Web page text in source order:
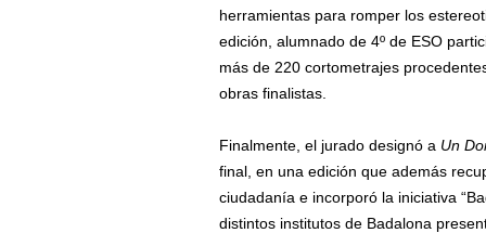
herramientas para romper los
edición, alumnado de 4º de ESO
más de 220 cortometrajes
obras finalistas.
Finalmente, el jurado designó a Un
final, en una edición que además
ciudadanía e incorporó la iniciativa
distintos institutos de Badalona